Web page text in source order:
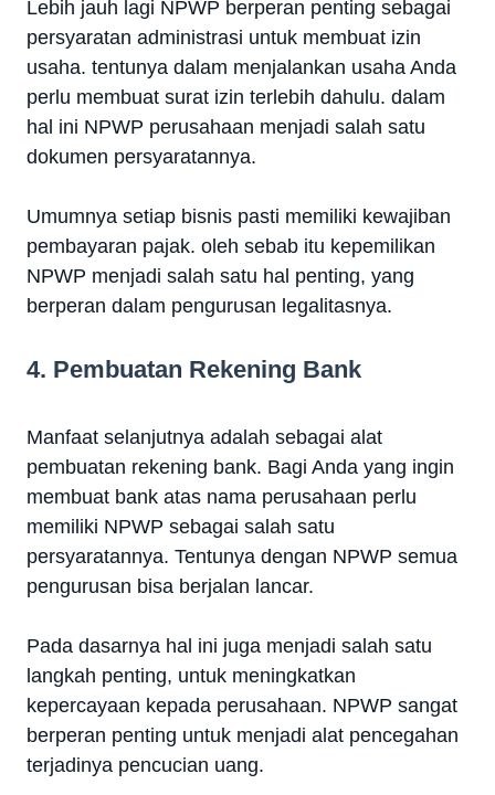
Lebih jauh lagi NPWP berperan penting sebagai
persyaratan administrasi untuk membuat izin
usaha. tentunya dalam menjalankan usaha Anda
perlu membuat surat izin terlebih dahulu. dalam
hal ini NPWP perusahaan menjadi salah satu
dokumen persyaratannya.
Umumnya setiap bisnis pasti memiliki kewajiban
pembayaran pajak. oleh sebab itu kepemilikan
NPWP menjadi salah satu hal penting, yang
berperan dalam pengurusan legalitasnya.
4. Pembuatan Rekening Bank
Manfaat selanjutnya adalah sebagai alat
pembuatan rekening bank. Bagi Anda yang ingin
membuat bank atas nama perusahaan perlu
memiliki NPWP sebagai salah satu
persyaratannya. Tentunya dengan NPWP semua
pengurusan bisa berjalan lancar.
Pada dasarnya hal ini juga menjadi salah satu
langkah penting, untuk meningkatkan
kepercayaan kepada perusahaan. NPWP sangat
berperan penting untuk menjadi alat pencegahan
terjadinya pencucian uang.